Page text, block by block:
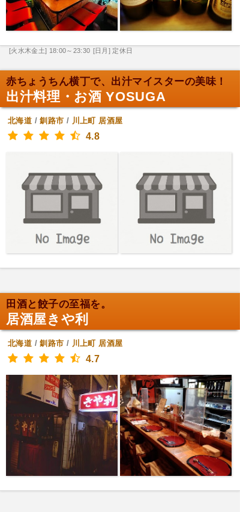
[火水木金土] 18:00～23:30 [日月] 定休日
赤ちょうちん横丁で、出汁マイスターの美味！
出汁料理・お酒 YOSUGA
北海道 /釧路市 / 川上町 居酒屋
4.8
田酒と餃子の至福を。
居酒屋きや利
北海道 /釧路市 / 川上町 居酒屋
4.7